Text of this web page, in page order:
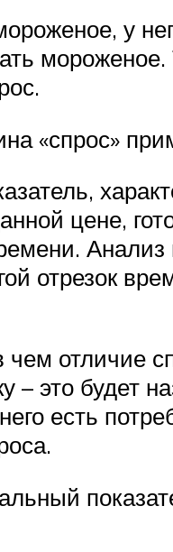
у
«спрос»
цене,
Анализ
отрезок
отличие
– это
есть